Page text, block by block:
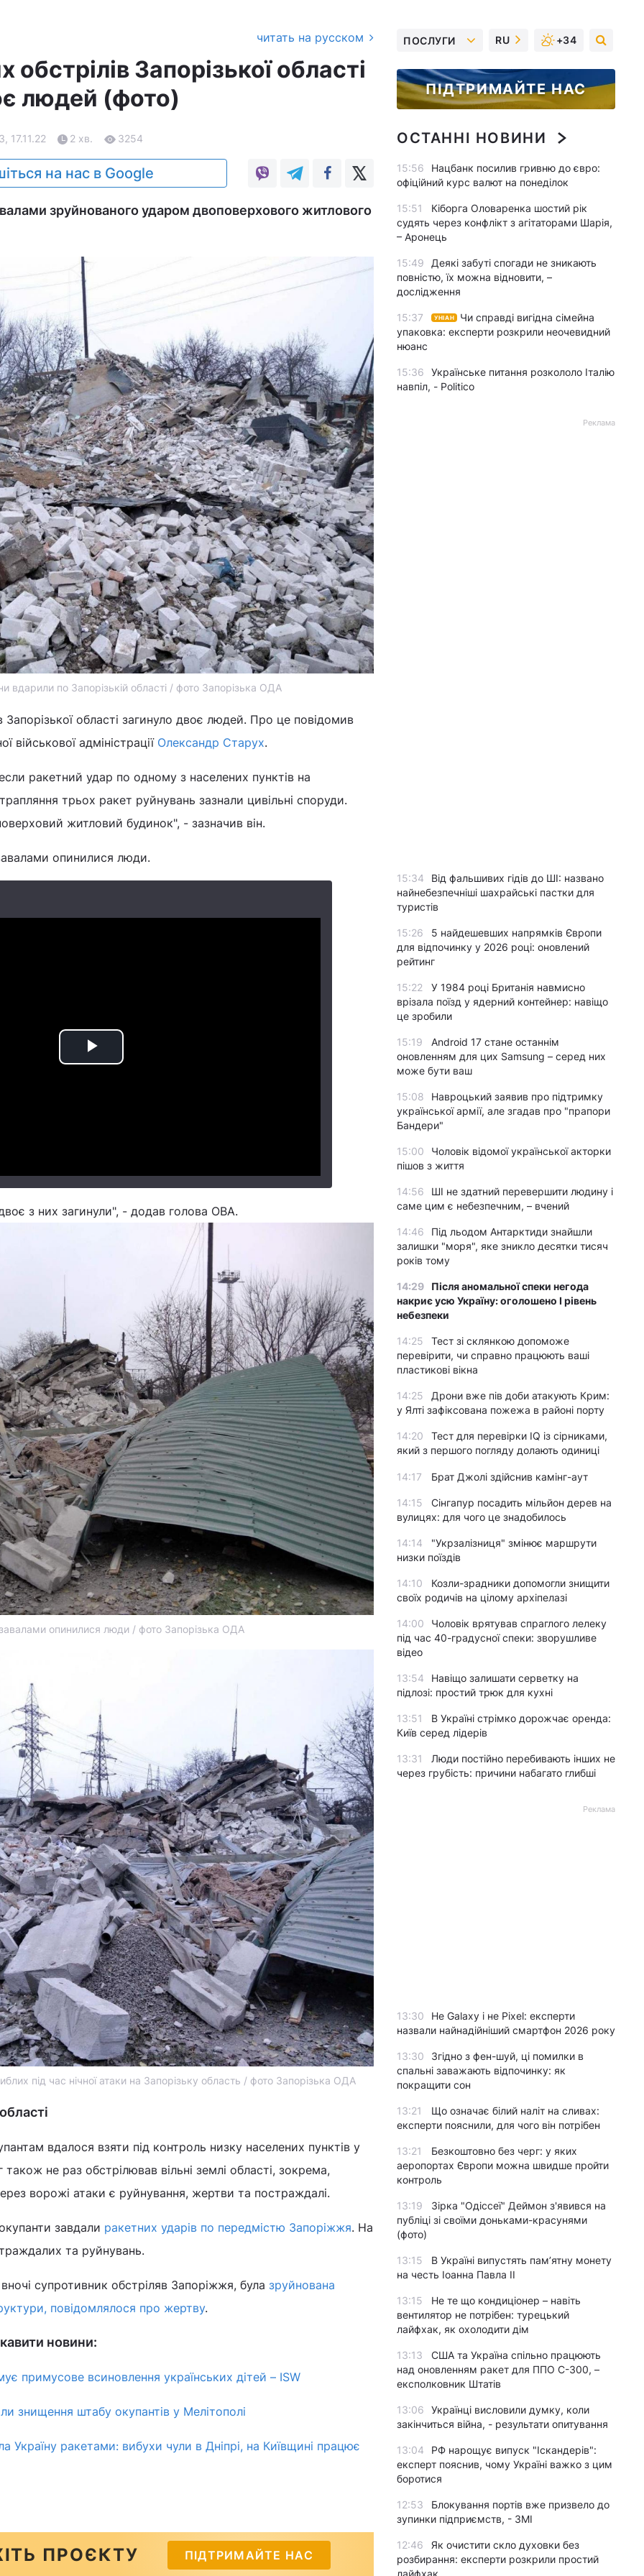
читать на русском
обстрілів Запорізької області
людей (фото)
17.11.22 2 хв. 3254
на нас в Google
зруйнованого ударом двоповерхового житлового
вдарили по Запорізькій області / фото Запорізька ОДА
Запорізької області загинуло двоє людей. Про це повідомив
військової адміністрації Олександр Старух.
ракетний удар по одному з населених пунктів на
трьох ракет руйнувань зазнали цивільні споруди.
житловий будинок", - зазначив він.
опинилися люди.
Play
з них загинули", - додав голова ОВА.
опинилися люди / фото Запорізька ОДА
під час нічної атаки на Запорізьку область / фото Запорізька ОДА
вдалося взяти під контроль низку населених пунктів у
також не раз обстрілював вільні землі області, зокрема,
ворожі атаки є руйнування, жертви та постраждалі.
завдали ракетних ударів по передмістю Запоріжжя. На
та руйнувань.
супротивник обстріляв Запоріжжя, була зруйнована
повідомлялося про жертву.
новини:
примусове всиновлення українських дітей – ISW
знищення штабу окупантів у Мелітополі
Україну ракетами: вибухи чули в Дніпрі, на Київщині працює
ПРОЄКТУ ПІДТРИМАЙТЕ НАС
ПОСЛУГИ RU +34
ПІДТРИМАЙТЕ НАС
ОСТАННІ НОВИНИ
15:56
Нацбанк посилив гривню до євро:
офіційний курс валют на понеділок
15:51
Кіборга Оловаренка шостий рік
судять через конфлікт з агітаторами Шарія,
– Аронець
15:49
Деякі забуті спогади не зникають
повністю, їх можна відновити, –
дослідження
15:37 УНІАН
Чи справді вигідна сімейна
упаковка: експерти розкрили неочевидний
нюанс
15:36
Українське питання розкололо Італію
навпіл, - Politico
Реклама
15:34
Від фальшивих гідів до ШІ: названо
найнебезпечніші шахрайські пастки для
туристів
15:26
5 найдешевших напрямків Європи
для відпочинку у 2026 році: оновлений
рейтинг
15:22
У 1984 році Британія навмисно
врізала поїзд у ядерний контейнер: навіщо
це зробили
15:19
Android 17 стане останнім
оновленням для цих Samsung – серед них
може бути ваш
15:08
Навроцький заявив про підтримку
української армії, але згадав про "прапори
Бандери"
15:00
Чоловік відомої української акторки
пішов з життя
14:56
ШІ не здатний перевершити людину і
саме цим є небезпечним, – вчений
14:46
Під льодом Антарктиди знайшли
залишки "моря", яке зникло десятки тисяч
років тому
14:29
Після аномальної спеки негода
накриє усю Україну: оголошено І рівень
небезпеки
14:25
Тест зі склянкою допоможе
перевірити, чи справно працюють ваші
пластикові вікна
14:25
Дрони вже пів доби атакують Крим:
у Ялті зафіксована пожежа в районі порту
14:20
Тест для перевірки IQ із сірниками,
який з першого погляду долають одиниці
14:17 Брат Джолі здійснив камінг-аут
14:15
Сінгапур посадить мільйон дерев на
вулицях: для чого це знадобилось
14:14
"Укрзалізниця" змінює маршрути
низки поїздів
14:10
Козли-зрадники допомогли знищити
своїх родичів на цілому архіпелазі
14:00
Чоловік врятував спраглого лелеку
під час 40-градусної спеки: зворушливе
відео
13:54
Навіщо залишати серветку на
підлозі: простий трюк для кухні
13:51
В Україні стрімко дорожчає оренда:
Київ серед лідерів
13:31
Люди постійно перебивають інших не
через грубість: причини набагато глибші
Реклама
13:30
Не Galaxy і не Pixel: експерти
назвали найнадійніший смартфон 2026 року
13:30
Згідно з фен-шуй, ці помилки в
спальні заважають відпочинку: як
покращити сон
13:21
Що означає білий наліт на сливах:
експерти пояснили, для чого він потрібен
13:21
Безкоштовно без черг: у яких
аеропортах Європи можна швидше пройти
контроль
13:19
Зірка "Одіссеї" Деймон з'явився на
публіці зі своїми доньками-красунями
(фото)
13:15
В Україні випустять пам’ятну монету
на честь Іоанна Павла II
13:15
Не те що кондиціонер – навіть
вентилятор не потрібен: турецький
лайфхак, як охолодити дім
13:13
США та Україна спільно працюють
над оновленням ракет для ППО С-300, –
експолковник Штатів
13:06
Українці висловили думку, коли
закінчиться війна, - результати опитування
13:04
РФ нарощує випуск "Іскандерів":
експерт пояснив, чому Україні важко з цим
боротися
12:53
Блокування портів вже призвело до
зупинки підприємств, - ЗМІ
12:46
Як очистити скло духовки без
розбирання: експерти розкрили простий
лайфхак